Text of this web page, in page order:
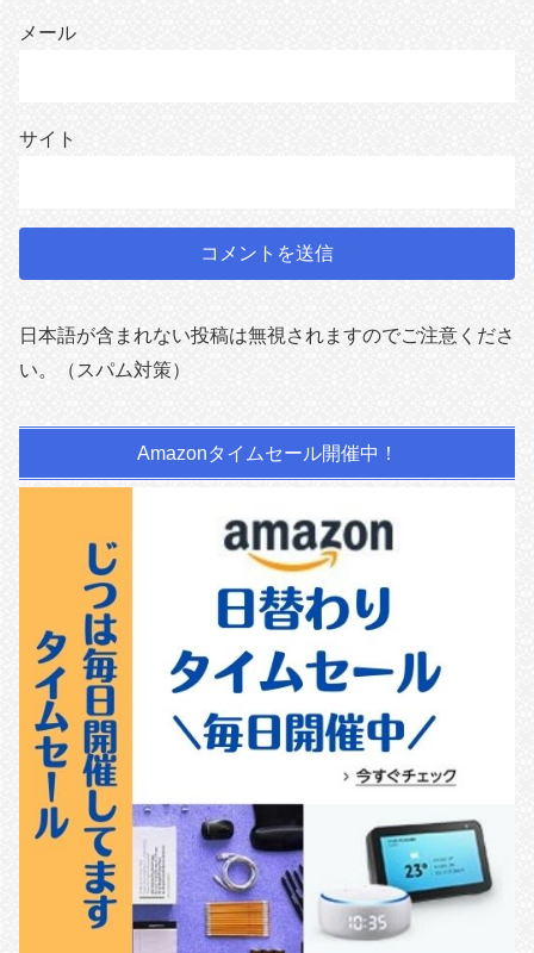
メール
サイト
日本語が含まれない投稿は無視されますのでご注意くださ
い。（スパム対策）
Amazonタイムセール開催中！